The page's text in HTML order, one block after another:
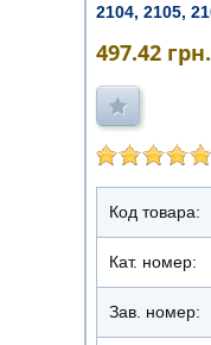
2104, 2105,
497.42 грн.
Код товара:
Кат. номер:
Зав. номер: